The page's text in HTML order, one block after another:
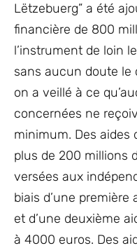
Lëtzebuerg” a été
financière de 800
l’instrument de loin
sans aucun doute le
on a veillé à ce
concernées ne
minimum. Des aides
plus de 200 millions
versées aux
biais d’une
et d’une deuxième
à 4000 euros. Des